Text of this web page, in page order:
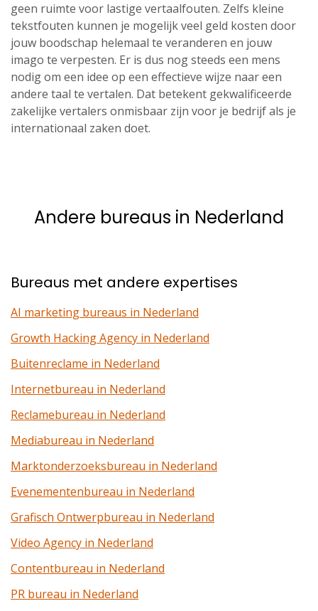
geen ruimte voor lastige vertaalfouten. Zelfs kleine
tekstfouten kunnen je mogelijk veel geld kosten door
jouw boodschap helemaal te veranderen en jouw
imago te verpesten. Er is dus nog steeds een mens
nodig om een idee op een effectieve wijze naar een
andere taal te vertalen. Dat betekent gekwalificeerde
zakelijke vertalers onmisbaar zijn voor je bedrijf als je
internationaal zaken doet.
Andere bureaus in Nederland
Bureaus met andere expertises
AI marketing bureaus in Nederland
Growth Hacking Agency in Nederland
Buitenreclame in Nederland
Internetbureau in Nederland
Reclamebureau in Nederland
Mediabureau in Nederland
Marktonderzoeksbureau in Nederland
Evenementenbureau in Nederland
Grafisch Ontwerpbureau in Nederland
Video Agency in Nederland
Contentbureau in Nederland
PR bureau in Nederland